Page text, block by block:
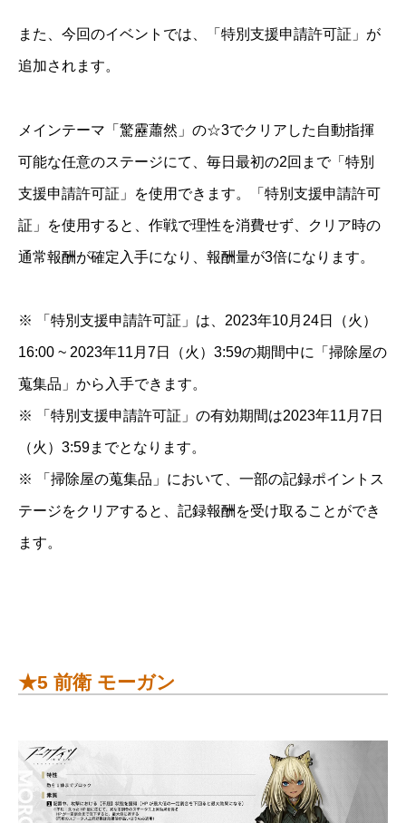
また、今回のイベントでは、「特別支援申請許可証」が
追加されます。
メインテーマ「驚靂蕭然」の☆3でクリアした自動指揮
可能な任意のステージにて、毎日最初の2回まで「特別
支援申請許可証」を使用できます。「特別支援申請許可
証」を使用すると、作戦で理性を消費せず、クリア時の
通常報酬が確定入手になり、報酬量が3倍になります。
※ 「特別支援申請許可証」は、2023年10月24日（火）
16:00 ~ 2023年11月7日（火）3:59の期間中に「掃除屋の
蒐集品」から入手できます。
※ 「特別支援申請許可証」の有効期間は2023年11月7日
（火）3:59までとなります。
※ 「掃除屋の蒐集品」において、一部の記録ポイントス
テージをクリアすると、記録報酬を受け取ることができ
ます。
★5 前衛 モーガン